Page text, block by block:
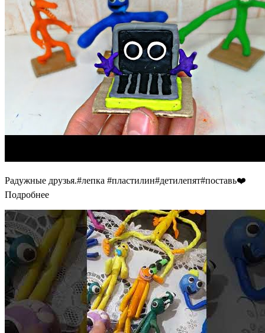
Радужные друзья.#лепка #пластилин#детилепят#поставь❤️
Подробнее